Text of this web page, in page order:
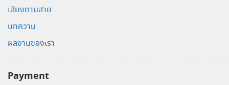
เสียงตามสาย
บทความ
ผลงานของเรา
Payment